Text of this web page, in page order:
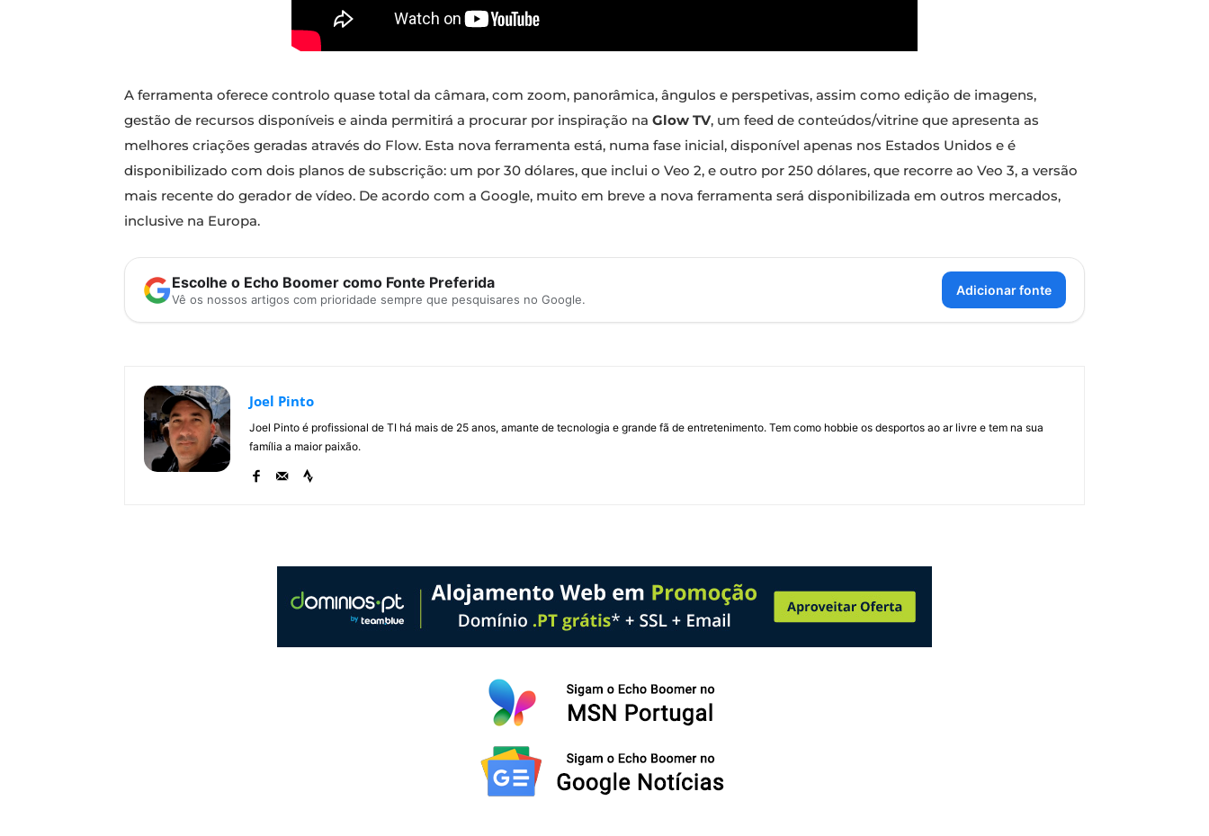
A ferramenta oferece controlo quase total da câmara, com zoom, panorâmica, ângulos e perspetivas, assim como edição de imagens,
gestão de recursos disponíveis e ainda permitirá a procurar por inspiração na Glow TV, um feed de conteúdos/vitrine que apresenta as
melhores criações geradas através do Flow. Esta nova ferramenta está, numa fase inicial, disponível apenas nos Estados Unidos e é
disponibilizado com dois planos de subscrição: um por 30 dólares, que inclui o Veo 2, e outro por 250 dólares, que recorre ao Veo 3, a versão
mais recente do gerador de vídeo. De acordo com a Google, muito em breve a nova ferramenta será disponibilizada em outros mercados,
inclusive na Europa.
Escolhe o Echo Boomer como Fonte Preferida
Vê os nossos artigos com prioridade sempre que pesquisares no Google.
Adicionar fonte
Joel Pinto
Joel Pinto é profissional de TI há mais de 25 anos, amante de tecnologia e grande fã de entretenimento. Tem como hobbie os desportos ao ar livre e tem na sua
família a maior paixão.